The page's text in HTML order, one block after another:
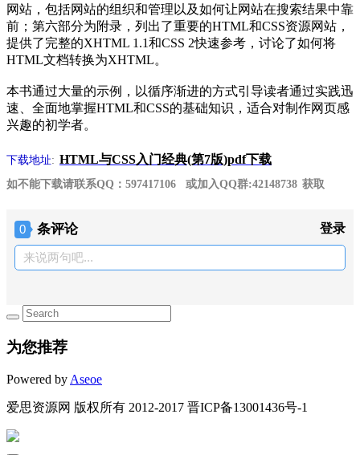
网站，包括网站的组织和管理以及如何让网站在搜索结果中靠
前；第六部分为附录，列出了重要的HTML和CSS资源网站，
提供了完整的XHTML 1.1和CSS 2快速参考，讨论了如何将
HTML文档转换为XHTML。
本书通过大量的示例，以循序渐进的方式引导读者通过实践迅
速、全面地掌握HTML和CSS的基础知识，适合对制作网页感
兴趣的初学者。
下载地址: HTML与CSS入门经典(第7版)pdf下载
如不能下载请联系QQ：597417106 或加入QQ群:42148738 获取
0 条评论 登录
来说两句吧...
为您推荐
Powered by Aseoe
爱思资源网 版权所有 2012-2017 晋ICP备13001436号-1